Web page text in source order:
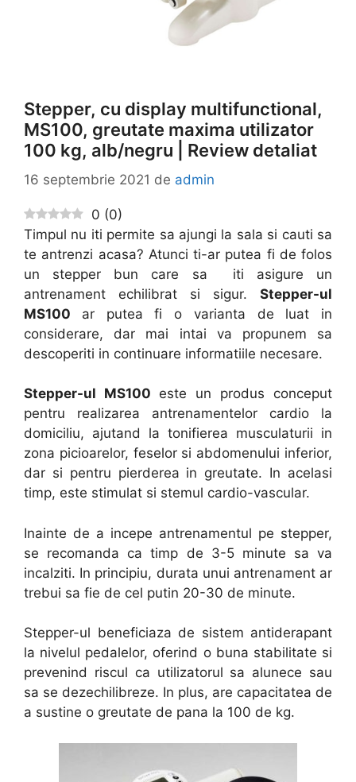
Stepper, cu display multifunctional,
MS100, greutate maxima utilizator
100 kg, alb/negru | Review detaliat
16 septembrie 2021 de admin
0 (0)
Timpul nu iti permite sa ajungi la sala si cauti sa
te antrenzi acasa? Atunci ti-ar putea fi de folos
un stepper bun care sa iti asigure un
antrenament echilibrat si sigur. Stepper-ul
MS100 ar putea fi o varianta de luat in
considerare, dar mai intai va propunem sa
descoperiti in continuare informatiile necesare.
Stepper-ul MS100 este un produs conceput
pentru realizarea antrenamentelor cardio la
domiciliu, ajutand la tonifierea musculaturii in
zona picioarelor, feselor si abdomenului inferior,
dar si pentru pierderea in greutate. In acelasi
timp, este stimulat si stemul cardio-vascular.
Inainte de a incepe antrenamentul pe stepper,
se recomanda ca timp de 3-5 minute sa va
incalziti. In principiu, durata unui antrenament ar
trebui sa fie de cel putin 20-30 de minute.
Stepper-ul beneficiaza de sistem antiderapant
la nivelul pedalelor, oferind o buna stabilitate si
prevenind riscul ca utilizatorul sa alunece sau
sa se dezechilibreze. In plus, are capacitatea de
a sustine o greutate de pana la 100 de kg.